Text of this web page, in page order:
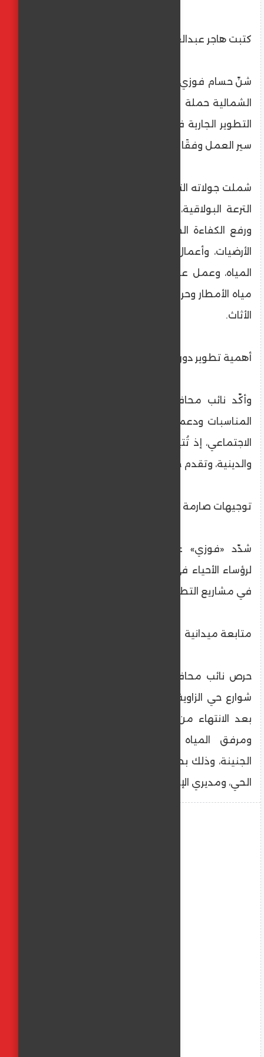
كتبت هاجر عبدالعليم
شنّ حسام فوزي نائب محافظ القاهرة للمنطقة
الشمالية حملة ميدانية مكثفة لتفقد مشاريع
التطوير الجارية في أحياء المنطقة، والتأكّد من
سير العمل وفقًا للمعايير المحددة.
شملت جولاته التفقدية دار مناسبات شبرا بشارع
الترعة البولاقية، إذ اطلع على أعمال التطوير
ورفع الكفاءة الجارية حاليًا، والتي تشمل تغيير
الأرضيات، وأعمال الدهانات، ورفع كفاءة دورات
المياه، وعمل عزل كامل للسقف للحماية من
مياه الأمطار وحرارة الشمس، بالإضافة إلى تغيير
الأثاث.
أهمية تطوير دور المناسبات
وأكّد نائب محافظ القاهرة أهمية تطوير دور
المناسبات ودعمها، باعتبارها من ركائز الاستقرار
الاجتماعي، إذ تُتيح إحياء المناسبات الاجتماعية
والدينية، وتقدم خدمات مميزة لأهالي الأحياء.
توجيهات صارمة لرؤساء الأحياء
شدّد «فوزي» على ضرورة التواجد المستمر
لرؤساء الأحياء في الشوارع لمتابعة سير العمل
في مشاريع التطوير، والتأكد من جودة التنفيذ.
متابعة ميدانية
حرص نائب محافظ القاهرة على متابعة إعادة
شوارع حي الزاوية الحمراء إلى حالتها الطبيعية
بعد الانتهاء من تطوير شبكة الصرف الصحي
ومرفق المياه بمساكن الضباط في أرض
الجنينة، وذلك بحضور عبدالله عزت الديب رئيس
الحي، ومديري الإدارات التنفيذية.